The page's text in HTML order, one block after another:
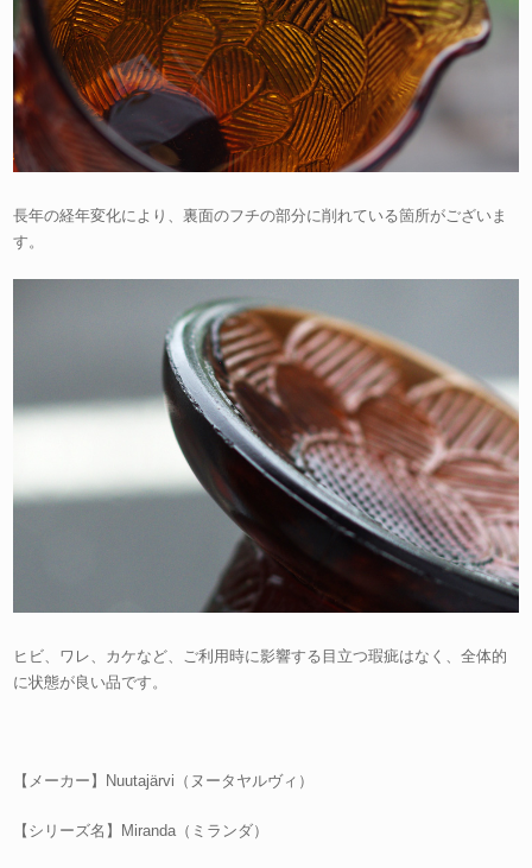
長年の経年変化により、裏面のフチの部分に削れている箇所がございま
す。
ヒビ、ワレ、カケなど、ご利用時に影響する目立つ瑕疵はなく、全体的
に状態が良い品です。
【メーカー】Nuutajärvi（ヌータヤルヴィ）
【シリーズ名】Miranda（ミランダ）